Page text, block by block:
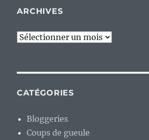
ARCHIVES
Archives
CATÉGORIES
Bloggeries
Coups de gueule